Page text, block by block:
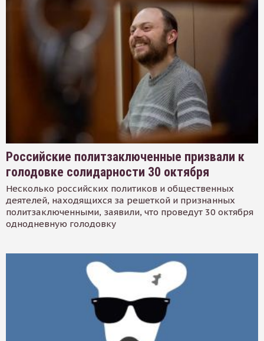
Российские политзаключенные призвали к
голодовке солидарности 30 октября
Несколько российских политиков и общественных
деятелей, находящихся за решеткой и признанных
политзаключенными, заявили, что проведут 30 октября
однодневную голодовку